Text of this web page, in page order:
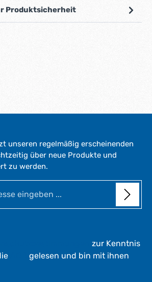
Produktsicherheit
unseren regelmäßig erscheinenden
über neue Produkte und
zu werden.
zur Kenntnis
gelesen und bin mit ihnen